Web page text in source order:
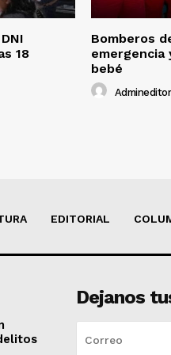
18
Bomberos
emergencia
bebé
Admineditor
EDITORIAL
Dejanos